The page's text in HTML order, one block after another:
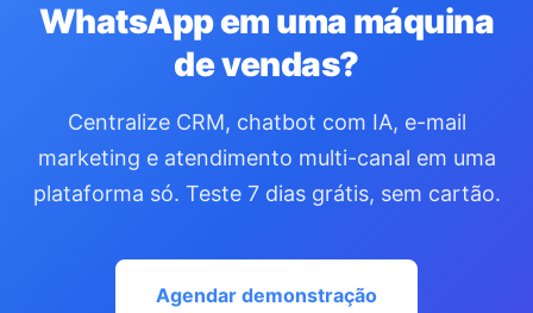
WhatsApp em uma máquina
de vendas?
Centralize CRM, chatbot com IA, e-mail
marketing e atendimento multi-canal em uma
plataforma só. Teste 7 dias grátis, sem cartão.
Agendar demonstração